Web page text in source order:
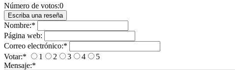
Número de votos:0
Nombre:*
Página web:
Correo electrónico:*
Votar:* 1 2 3 4
5
Mensaje:*